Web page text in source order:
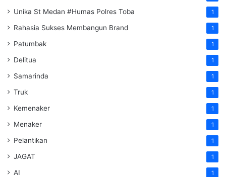
Unika St Medan #Humas Polres Toba 1
Rahasia Sukses Membangun Brand 1
Patumbak 1
Delitua 1
Samarinda 1
Truk 1
Kemenaker 1
Menaker 1
Pelantikan 1
JAGAT 1
AI 1